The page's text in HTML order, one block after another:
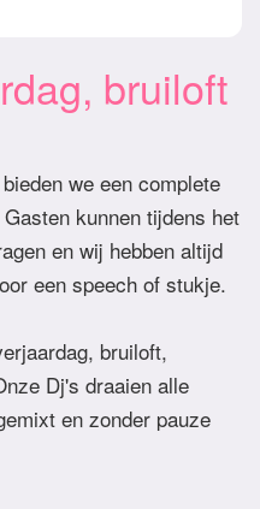
bruiloft
we een complete
kunnen tijdens het
en wij hebben altijd
een speech of stukje.
bruiloft,
Dj's draaien alle
en zonder pauze